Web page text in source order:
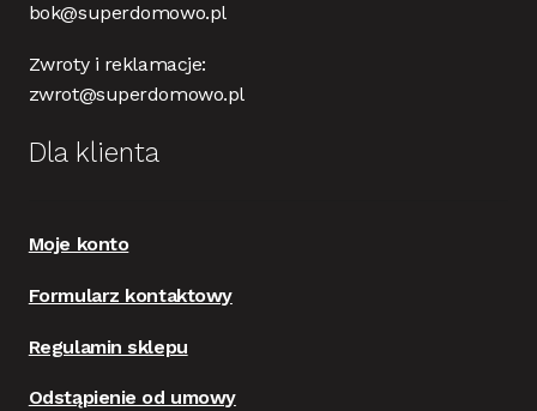
bok@superdomowo.pl
Zwroty i reklamacje:
zwrot@superdomowo.pl
Dla klienta
Moje konto
Formularz kontaktowy
Regulamin sklepu
Odstąpienie od umowy